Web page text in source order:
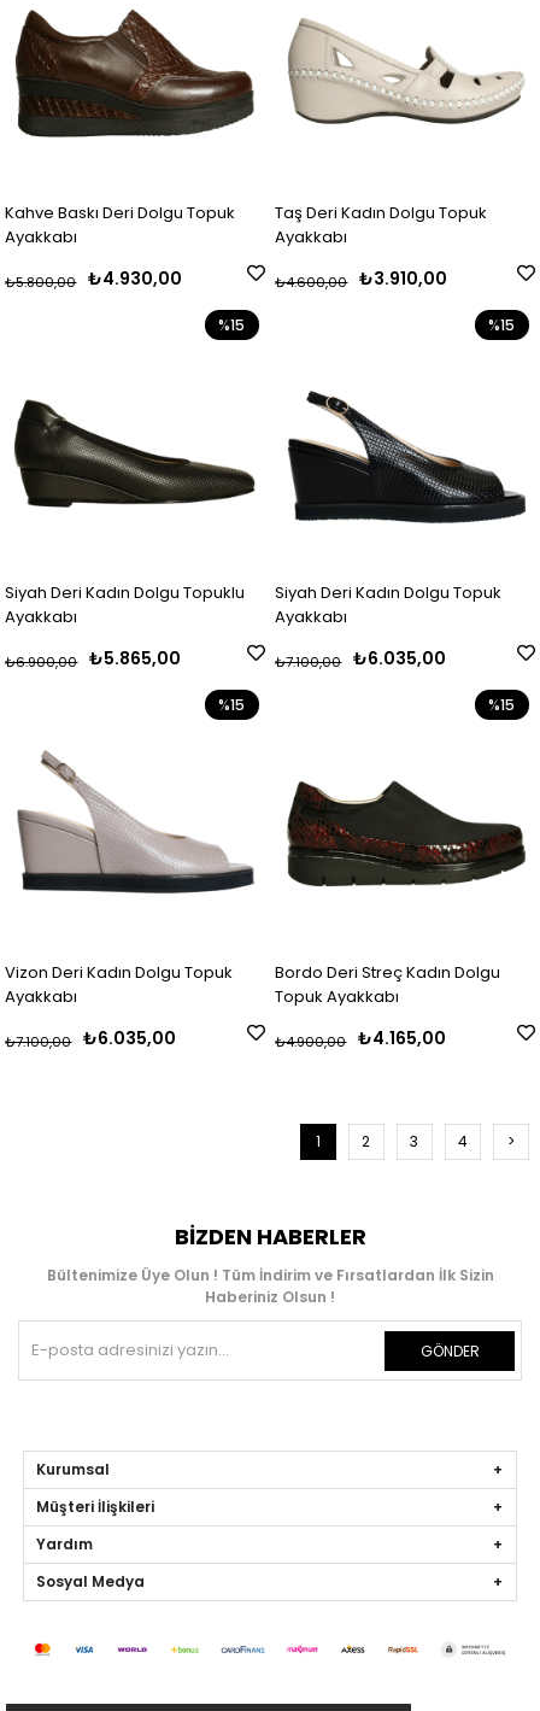
Kahve Baskı Deri Dolgu Topuk
Ayakkabı
₺4.930,00
₺5.800,00
Taş Deri Kadın Dolgu Topuk
Ayakkabı
₺3.910,00
₺4.600,00
Siyah Deri Kadın Dolgu Topuklu
Ayakkabı
₺5.865,00
₺6.900,00
%15
Siyah Deri Kadın Dolgu Topuk
Ayakkabı
₺6.035,00
₺7.100,00
%15
Vizon Deri Kadın Dolgu Topuk
Ayakkabı
₺6.035,00
₺7.100,00
%15
Bordo Deri Streç Kadın Dolgu
Topuk Ayakkabı
₺4.165,00
₺4.900,00
%15
1 2 3 4 >
BIZDEN HABERLER
Bültenimize Üye Olun ! Tüm İndirim ve Fırsatlardan İlk Sizin
Haberiniz Olsun !
GÖNDER
Kurumsal
Müşteri İlişkileri
Yardım
Sosyal Medya